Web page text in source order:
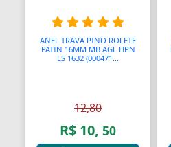
Assento Sanitário
Assentos de Banheiras
Automáticas
Automóveis
ANEL TRAVA PINO ROLETE
PATIN 16MM MB AGL HPN
LS 1632 (000471...
12,80
R$ 10, 50